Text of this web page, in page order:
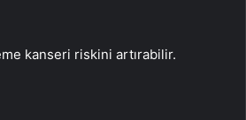
kanseri riskini artırabilir.